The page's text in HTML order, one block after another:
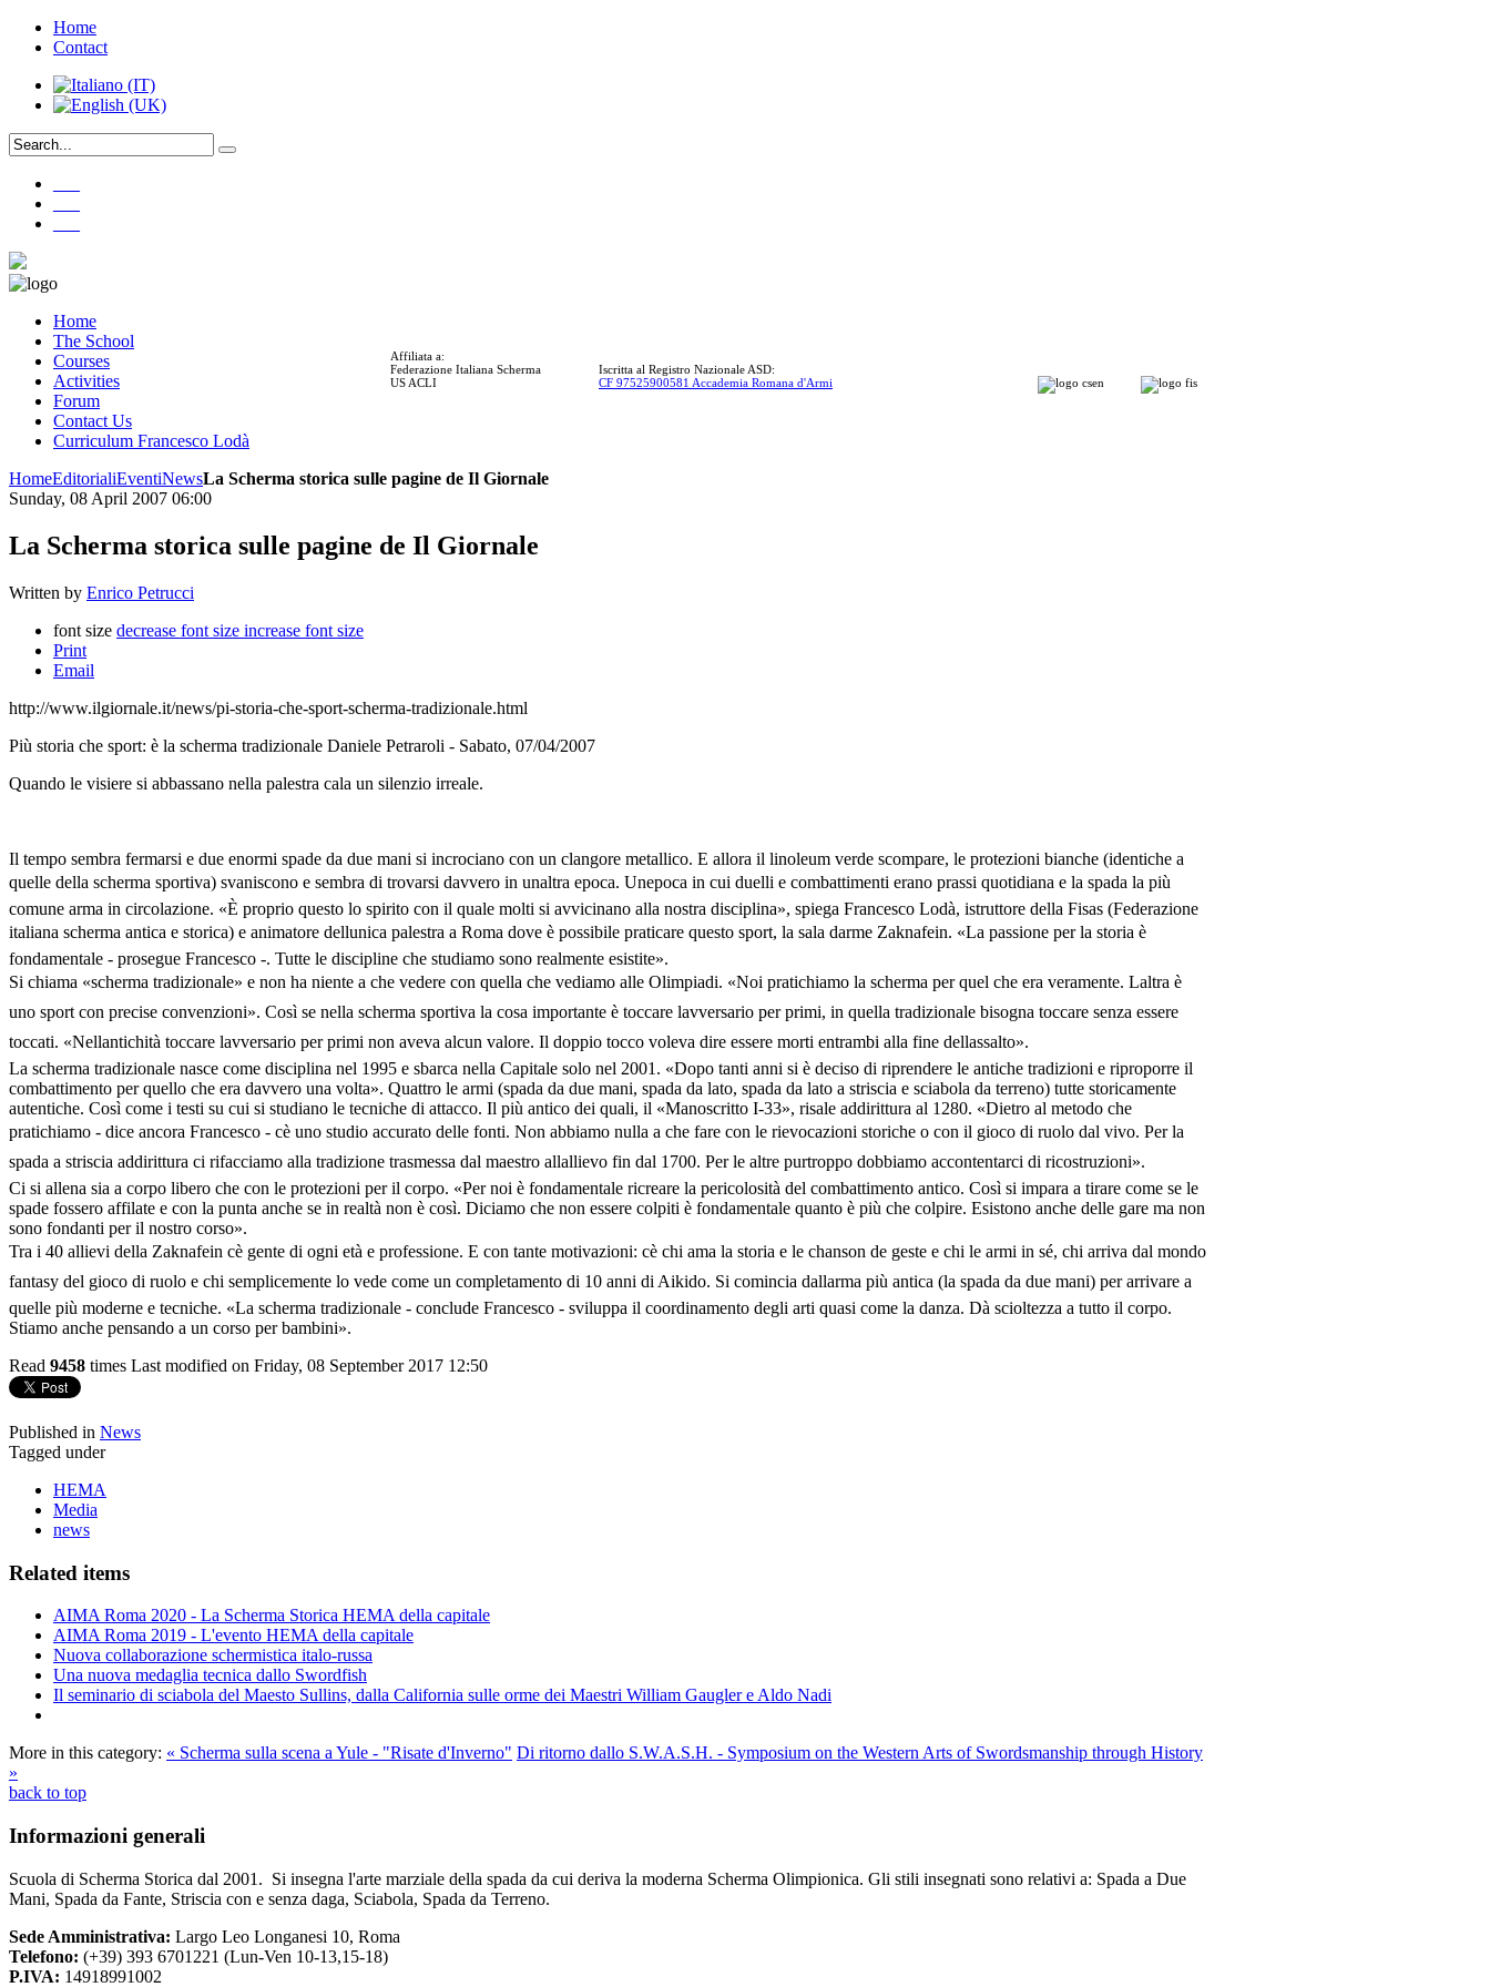
Home
Contact
Affiliata a:
Federazione Italiana Scherma
US ACLI
Iscritta al Registro Nazionale ASD:
CF 97525900581 Accademia Romana d'Armi
Home
The School
Courses
Activities
Forum
Contact Us
Curriculum Francesco Lodà
HomeEditorialiEventiNewsLa Scherma storica sulle pagine de Il Giornale
Sunday, 08 April 2007 06:00
La Scherma storica sulle pagine de Il Giornale
Written by Enrico Petrucci
font size decrease font size increase font size
Print
Email
http://www.ilgiornale.it/news/pi-storia-che-sport-scherma-tradizionale.html
Più storia che sport: è la scherma tradizionale Daniele Petraroli - Sabato, 07/04/2007
Quando le visiere si abbassano nella palestra cala un silenzio irreale.
Il tempo sembra fermarsi e due enormi spade da due mani si incrociano con un clangore metallico. E allora il linoleum verde scompare, le protezioni bianche (identiche a
quelle della scherma sportiva) svaniscono e sembra di trovarsi davvero in unaltra epoca. Unepoca in cui duelli e combattimenti erano prassi quotidiana e la spada la più
comune arma in circolazione. «È proprio questo lo spirito con il quale molti si avvicinano alla nostra disciplina», spiega Francesco Lodà, istruttore della Fisas (Federazione
italiana scherma antica e storica) e animatore dellunica palestra a Roma dove è possibile praticare questo sport, la sala darme Zaknafein. «La passione per la storia è
fondamentale - prosegue Francesco -. Tutte le discipline che studiamo sono realmente esistite».
Si chiama «scherma tradizionale» e non ha niente a che vedere con quella che vediamo alle Olimpiadi. «Noi pratichiamo la scherma per quel che era veramente. Laltra è
uno sport con precise convenzioni». Così se nella scherma sportiva la cosa importante è toccare lavversario per primi, in quella tradizionale bisogna toccare senza essere
toccati. «Nellantichità toccare lavversario per primi non aveva alcun valore. Il doppio tocco voleva dire essere morti entrambi alla fine dellassalto».
La scherma tradizionale nasce come disciplina nel 1995 e sbarca nella Capitale solo nel 2001. «Dopo tanti anni si è deciso di riprendere le antiche tradizioni e riproporre il
combattimento per quello che era davvero una volta». Quattro le armi (spada da due mani, spada da lato, spada da lato a striscia e sciabola da terreno) tutte storicamente
autentiche. Così come i testi su cui si studiano le tecniche di attacco. Il più antico dei quali, il «Manoscritto I-33», risale addirittura al 1280. «Dietro al metodo che
pratichiamo - dice ancora Francesco - cè uno studio accurato delle fonti. Non abbiamo nulla a che fare con le rievocazioni storiche o con il gioco di ruolo dal vivo. Per la
spada a striscia addirittura ci rifacciamo alla tradizione trasmessa dal maestro allallievo fin dal 1700. Per le altre purtroppo dobbiamo accontentarci di ricostruzioni».
Ci si allena sia a corpo libero che con le protezioni per il corpo. «Per noi è fondamentale ricreare la pericolosità del combattimento antico. Così si impara a tirare come se le
spade fossero affilate e con la punta anche se in realtà non è così. Diciamo che non essere colpiti è fondamentale quanto è più che colpire. Esistono anche delle gare ma non
sono fondanti per il nostro corso».
Tra i 40 allievi della Zaknafein cè gente di ogni età e professione. E con tante motivazioni: cè chi ama la storia e le chanson de geste e chi le armi in sé, chi arriva dal mondo
fantasy del gioco di ruolo e chi semplicemente lo vede come un completamento di 10 anni di Aikido. Si comincia dallarma più antica (la spada da due mani) per arrivare a
quelle più moderne e tecniche. «La scherma tradizionale - conclude Francesco - sviluppa il coordinamento degli arti quasi come la danza. Dà scioltezza a tutto il corpo.
Stiamo anche pensando a un corso per bambini».
Read 9458 times Last modified on Friday, 08 September 2017 12:50
Published in News
Tagged under
HEMA
Media
news
Related items
AIMA Roma 2020 - La Scherma Storica HEMA della capitale
AIMA Roma 2019 - L'evento HEMA della capitale
Nuova collaborazione schermistica italo-russa
Una nuova medaglia tecnica dallo Swordfish
Il seminario di sciabola del Maesto Sullins, dalla California sulle orme dei Maestri William Gaugler e Aldo Nadi
More in this category: « Scherma sulla scena a Yule - "Risate d'Inverno" Di ritorno dallo S.W.A.S.H. - Symposium on the Western Arts of Swordsmanship through History
»
back to top
Informazioni generali
Scuola di Scherma Storica dal 2001. Si insegna l'arte marziale della spada da cui deriva la moderna Scherma Olimpionica. Gli stili insegnati sono relativi a: Spada a Due
Mani, Spada da Fante, Striscia con e senza daga, Sciabola, Spada da Terreno.
Sede Amministrativa: Largo Leo Longanesi 10, Roma
Telefono: (+39) 393 6701221 (Lun-Ven 10-13,15-18)
P.IVA: 14918991002